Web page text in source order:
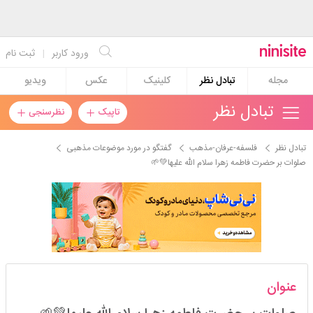
ثبت نام | ورود کاربر
مجله
تبادل نظر کلینیک عکس ویدیو
تاپیک نظرسنجی تبادل نظر
تبادل نظر فلسفه-عرفان-مذهب
گفتگو در مورد موضوعات مذهبی
صلوات بر حضرت فاطمه زهرا سلام الله علیها💚🌱
عنوان